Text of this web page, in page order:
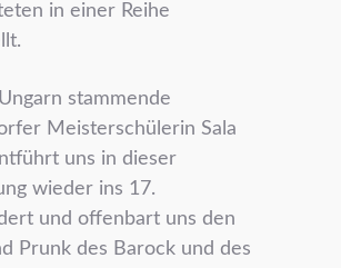
in einer Reihe
stammende
Meisterschülerin Sala
uns in dieser
wieder ins 17.
und offenbart uns den
Prunk des Barock und des